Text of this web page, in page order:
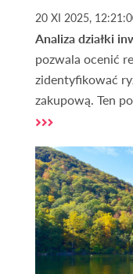
20 XI 2025,
Analiza działki
pozwala ocenić
zidentyfikować
zakupową. Ten
przez
oraz informacje,